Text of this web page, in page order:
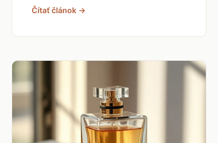
Čítať článok →